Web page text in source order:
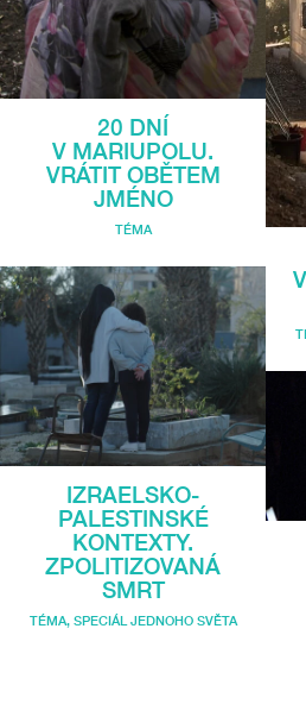
20 DNÍ
V MARIUPOLU.
VRÁTIT OBĚTEM
JMÉNO
TÉMA
IZRAELSKO-
PALESTINSKÉ
KONTEXTY.
ZPOLITIZOVANÁ
SMRT
TÉMA, SPECIÁL JEDNOHO SVĚTA